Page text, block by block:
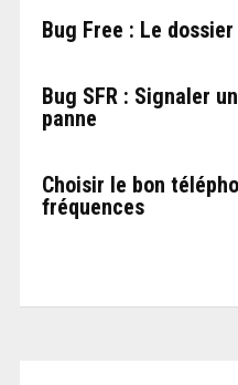
Bug Free : Le
Bug SFR : Signaler
panne
Choisir le bon
fréquences